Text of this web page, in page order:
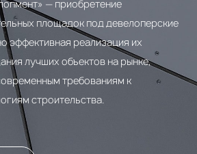
— приобретение
площадок под девелоперские
эффективная реализация их
лучших объектов на рынке,
требованиям к
строительства.